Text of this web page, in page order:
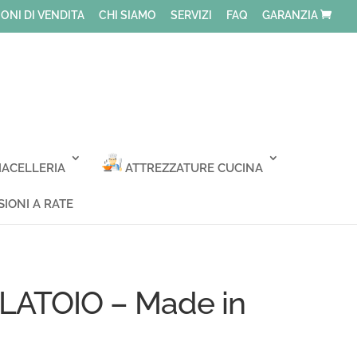
DI VENDITA CHI SIAMO SERVIZI FAQ GARANZIA
ATTREZZATURE CUCINA
A RATE
– Made in